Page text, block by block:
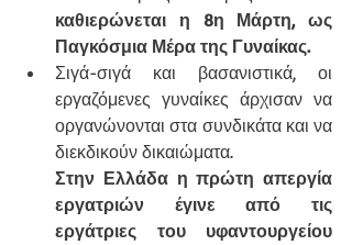
καθιερώνεται η 8η Μάρτη, ως
Παγκόσμια Μέρα της Γυναίκας.
Σιγά-σιγά και βασανιστικά, οι
εργαζόμενες γυναίκες άρχισαν να
οργανώνονται στα συνδικάτα και να
διεκδικούν δικαιώματα.
Στην Ελλάδα η πρώτη απεργία
εργατριών έγινε από τις
εργάτριες του υφαντουργείου